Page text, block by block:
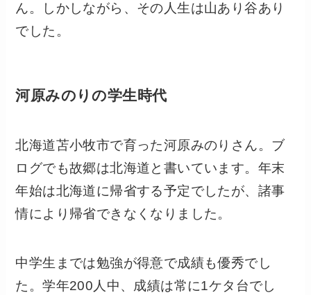
ん。しかしながら、その人生は山あり谷あり
でした。
河原みのりの学生時代
北海道苫小牧市で育った河原みのりさん。ブ
ログでも故郷は北海道と書いています。年末
年始は北海道に帰省する予定でしたが、諸事
情により帰省できなくなりました。
中学生までは勉強が得意で成績も優秀でし
た。学年200人中、成績は常に1ケタ台でし